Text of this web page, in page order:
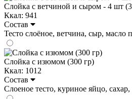
Слойка с ветчиной и сыром - 4 шт
Ккал: 941
Состав
Тесто слоёное, ветчина, сыр, масло
Слойка с изюмом (300 гр)
Ккал: 1012
Состав
Слоеное тесто, куриное яйцо,